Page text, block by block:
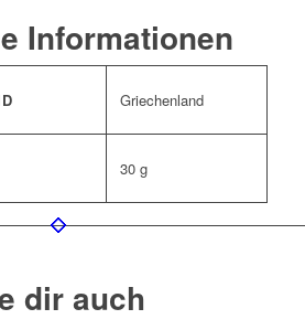
Informationen
Griechenland
30 g
dir auch